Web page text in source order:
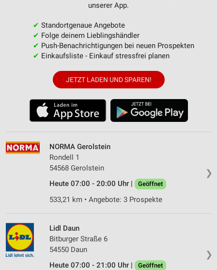
unserer App.
✔ Standortgenaue Angebote
✔ Folge deinem Lieblingshändler
✔ Push-Benachrichtigungen bei neuen Prospekten
✔ Einkaufsliste - Einkauf stressfrei planen
JETZT LADEN UND SPAREN!
❯
NORMA Gerolstein
Rondell 1
54568 Gerolstein
Heute 07:00 - 20:00 Uhr |
Geöffnet
533,21 km • Angebote: 3 Prospekte
❯
Lidl Daun
Bitburger Straße 6
54550 Daun
Heute 07:00 - 21:00 Uhr |
Geöffnet